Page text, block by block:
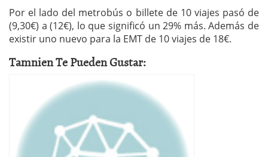
Por el lado del metrobús o billete de 10 viajes pasó de
(9,30€) a (12€), lo que significó un 29% más. Además de
existir uno nuevo para la EMT de 10 viajes de 18€.
Tamnien Te Pueden Gustar: